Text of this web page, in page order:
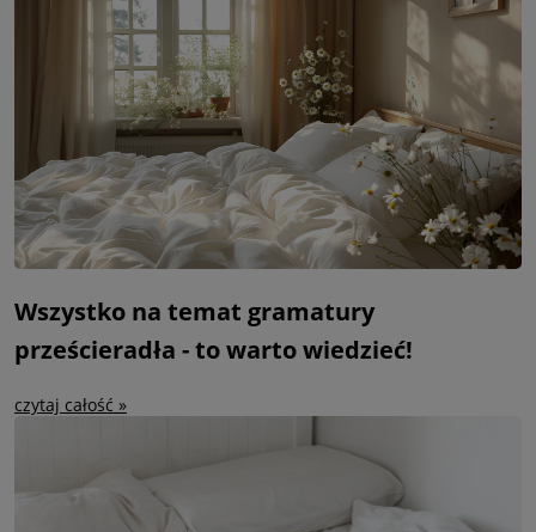
Wszystko na temat gramatury
prześcieradła - to warto wiedzieć!
czytaj całość »